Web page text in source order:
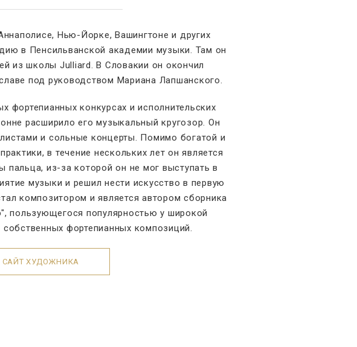
Нью-Йорке, Вашингтоне и других
в Пенсильванской академии музыки. Там он
из школы Julliard. В Словакии он окончил
под руководством Мариана Лапшанского.
фортепианных конкурсах и исполнительских
расширило его музыкальный кругозор. Он
и сольные концерты. Помимо богатой и
в течение нескольких лет он является
из-за которой он не мог выступать в
музыки и решил нести искусство в первую
композитором и является автором сборника
пользующегося популярностью у широкой
фортепианных композиций.
ХУДОЖНИКА